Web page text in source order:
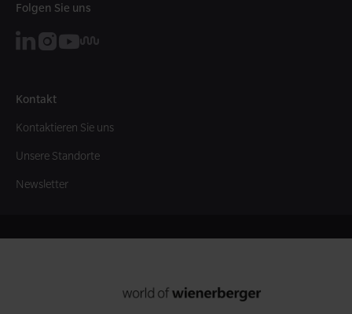
Folgen Sie uns
Kontakt
Kontaktieren Sie uns
Unsere Standorte
Newsletter